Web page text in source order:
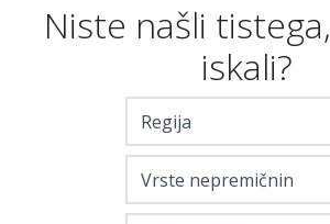
Niste našli
iskali?
Regija
Vrste nepremičnin